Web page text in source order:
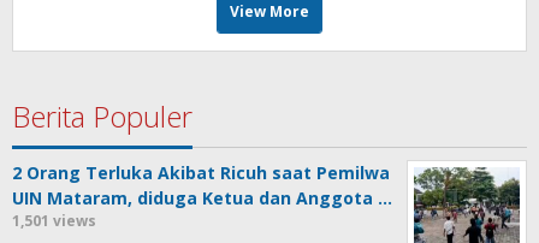
View More
Berita Populer
2 Orang Terluka Akibat Ricuh saat Pemilwa
UIN Mataram, diduga Ketua dan Anggota …
1,501 views